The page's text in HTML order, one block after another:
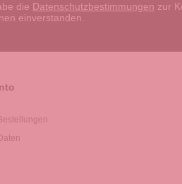
die Datenschutzbestimmungen zur
einverstanden.